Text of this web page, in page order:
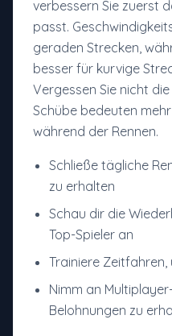
verbessern Sie zuerst
passt.
geraden Strecken,
besser für kurvige
Vergessen Sie nicht
Schübe bedeuten
während der Rennen.
Schließe tägliche
zu erhalten
Schau dir die
Top-Spieler an
Trainiere Zeitfahren,
Nimm an
Belohnungen zu